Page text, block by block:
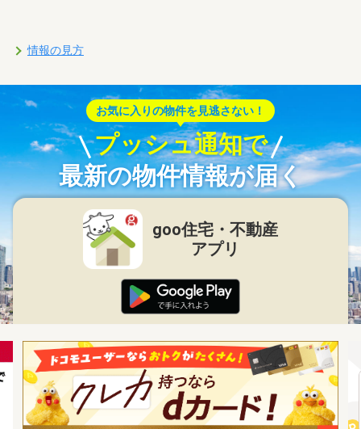
情報の見方
お気に入りの物件を見逃さない！
プッシュ通知で
最新の物件情報が届く
goo住宅・不動産
アプリ